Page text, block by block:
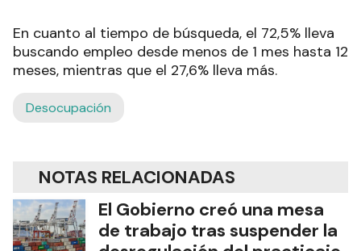
En cuanto al tiempo de búsqueda, el 72,5% lleva
buscando empleo desde menos de 1 mes hasta 12
meses, mientras que el 27,6% lleva más.
Desocupación
NOTAS RELACIONADAS
El Gobierno creó una mesa
de trabajo tras suspender la